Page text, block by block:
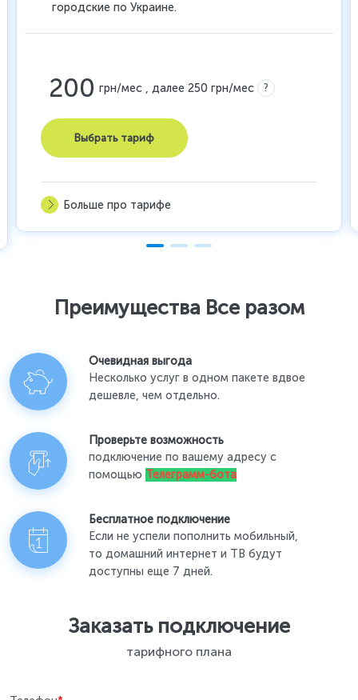
городские по Украине.
200 грн/мес , далее 250 грн/мес ?
Выбрать тариф
Больше про тарифе
Преимущества Все разом
Очевидная выгода
Несколько услуг в одном пакете вдвое
дешевле, чем отдельно.
Проверьте возможность
подключение по вашему адресу с
помощью Телеграмм-бота
Бесплатное подключение
Если не успели пополнить мобильный,
то домашний интернет и ТВ будут
доступны еще 7 дней.
Заказать подключение
тарифного плана